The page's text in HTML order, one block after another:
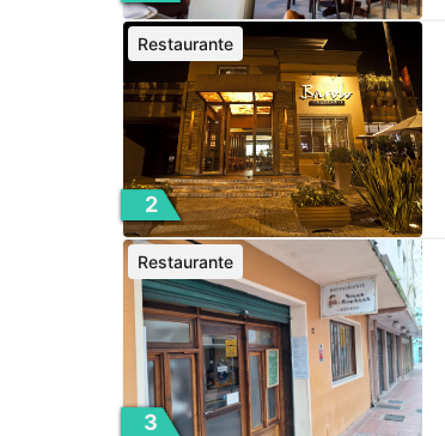
2
Restaurante
3
Restaurante